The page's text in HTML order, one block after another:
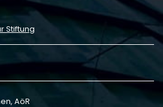
Stiftung
AöR